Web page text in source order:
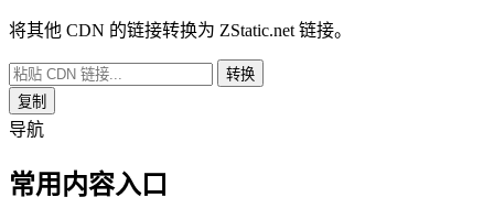
将其他 CDN 的链接转换为 ZStatic.net 链接。
转换
复制
导航
常用内容入口